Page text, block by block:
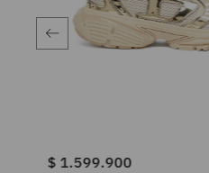
$ 1.599.900